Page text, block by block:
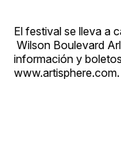
El festival se lleva a
Wilson Boulevard
información y
www.artisphere.com.